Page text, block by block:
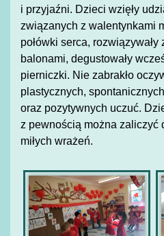
i przyjaźni. Dzieci wzięły
związanych z walentynkami
połówki serca, rozwiązywały
balonami, degustowały
pierniczki. Nie zabrakło
plastycznych,
oraz pozytywnych uczuć.
z pewnością można zaliczyć
miłych wrażeń.